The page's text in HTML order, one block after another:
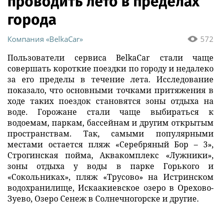
города
572
Компания «BelkaCar»
Пользователи сервиса BelkaCar стали чаще
совершать короткие поездки по городу и недалеко
за его пределы в течение лета. Исследование
показало, что основными точками притяжения в
ходе таких поездок становятся зоны отдыха на
воде. Горожане стали чаще выбираться к
водоемам, паркам, бассейнам и другим открытым
пространствам. Так, самыми популярными
местами остается пляж «Серебряный Бор – 3»,
Строгинская пойма, Аквакомплекс «Лужники»,
зоны отдыха у воды в парке Горького и
«Сокольниках», пляж «Трусово» на Истринском
водохранилище, Искаакиевское озеро в Орехово-
Зуево, Озеро Сенеж в Солнечногорске и другие.